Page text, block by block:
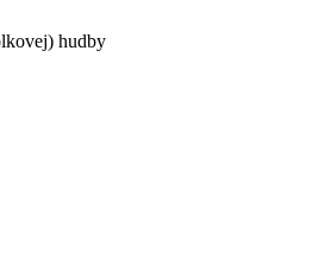
hudby